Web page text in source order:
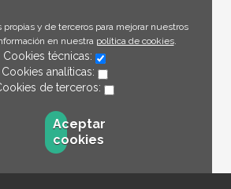
y de terceros para mejorar nuestros
en nuestra política de cookies.
Cookies técnicas:
Cookies analíticas:
de terceros:
Aceptar
cookies